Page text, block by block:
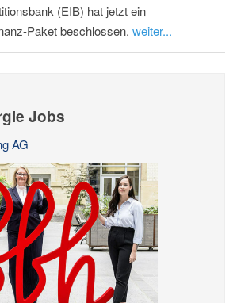
(EIB) hat jetzt ein
Paket beschlossen. weiter...
Jobs
AG